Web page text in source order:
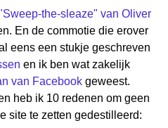
the-sleaze" van Oliver
En de commotie die erover
eens een stukje geschreven
en ik ben wat zakelijk
van Facebook geweest.
heb ik 10 redenen om geen
site te zetten gedestilleerd: